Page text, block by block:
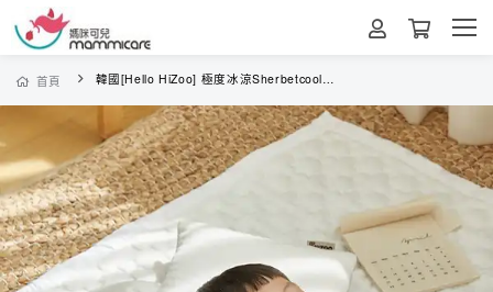
首頁 韓國[Hello HiZoo] 極度冰涼Sherbetcool 兒童涼感造型抗菌防蟎雙面枕/涼感枕/護脊/護頸枕-兔耳